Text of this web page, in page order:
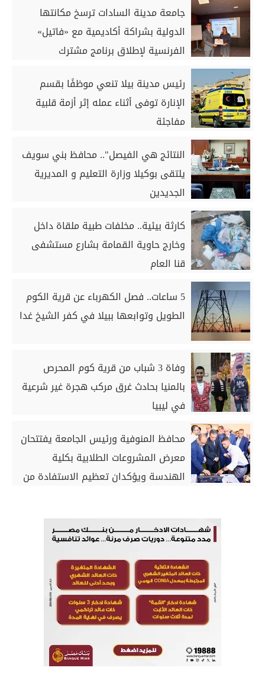
جامعة مدينة السادات ترسخ مكانتها
الدولية بشراكة أكاديمية مع «فاتيل»
الفرنسية لإطلاق برنامج مشترك
رئيس مدينة بيلا تنعي موظفًا بقسم
الإنارة توفى أثناء عمله إثر أزمة قلبية
مفاجئة
النتائج هي الفيصل".. محافظ بني سويف
يلتقى بوكيلا وزارة التعليم و المديرية
الجديدين
كارثة بيئية.. مخلفات طبية ملقاة داخل
وخارج حاوية القمامة بشارع مستشفى
قنا العام
5 ساعات.. فصل الكهرباء عن قرية الكوم
الطويل وتوابعها ببيلا في كفر الشيخ غدا
وفاة 3 شباب من قرية كوم المحرص
بالمنيا بحادث غرق مركب هجرة غير شرعية
في ليبيا
محافظ المنوفية ورئيس الجامعة يفتتحان
معرض المشروعات الطلابية بكلية
الهندسة ويؤكدان تعظيم الاستفادة من